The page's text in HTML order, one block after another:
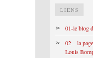
LIENS
01-le blog
02 – la
Louis